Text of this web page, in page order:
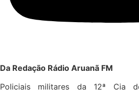
Da Redação Rádio Aruanã FM
Policiais militares da 12ª Cia